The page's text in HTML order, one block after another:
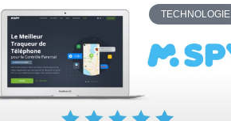
TECHNOLOGIE